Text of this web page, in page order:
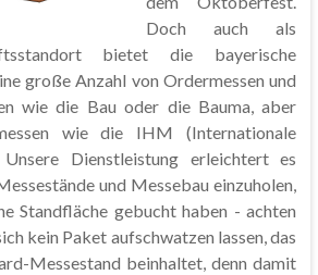
Doch auch als
bietet die bayerische
große Anzahl von Ordermessen und
wie die Bau oder die Bauma, aber
wie die IHM (Internationale
Unsere Dienstleistung erleichtert es
und Messebau einzuholen,
Standfläche gebucht haben - achten
kein Paket aufschwatzen lassen, das
Messestand beinhaltet, denn damit